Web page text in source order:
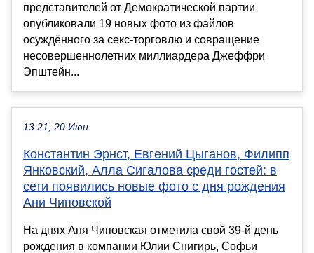
представителей от Демократической партии
опубликовали 19 новых фото из файлов
осуждённого за секс-торговлю и совращение
несовершеннолетних миллиардера Джеффри
Эпштейн...
13:21, 20 Июн
Константин Эрнст, Евгений Цыганов, Филипп
Янковский, Алла Сигалова среди гостей: в
сети появились новые фото с дня рождения
Ани Чиповской
На днях Аня Чиповская отметила свой 39-й день
рождения в компании Юлии Снигирь, Софьи